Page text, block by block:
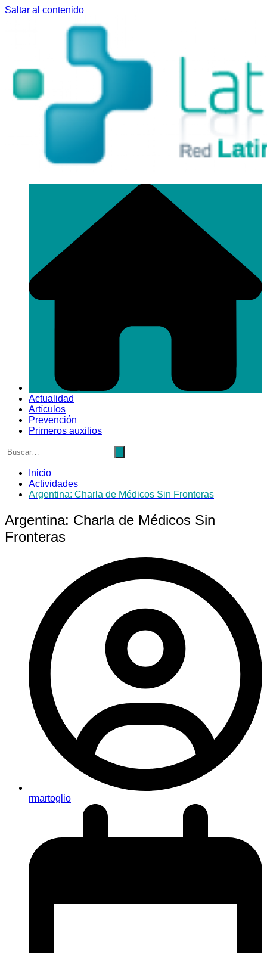
Saltar al contenido
Actualidad
Artículos
Prevención
Primeros auxilios
Inicio
Actividades
Argentina: Charla de Médicos Sin Fronteras
Argentina: Charla de Médicos Sin
Fronteras
rmartoglio